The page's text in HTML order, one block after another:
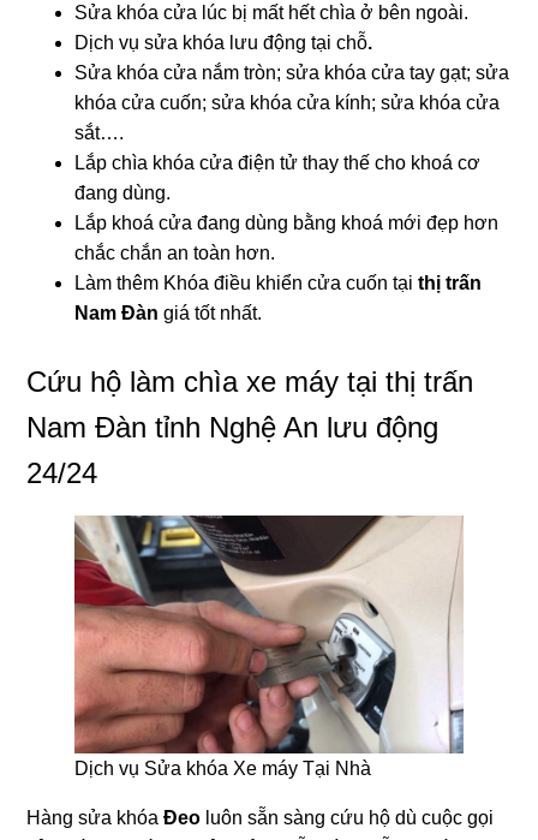
Sửa khóa cửa lúc bị mất hết chìa ở bên ngoài.
Dịch vụ sửa khóa lưu động tại chỗ.
Sửa khóa cửa nắm tròn; sửa khóa cửa tay gạt; sửa
khóa cửa cuốn; sửa khóa cửa kính; sửa khóa cửa
sắt….
Lắp chìa khóa cửa điện tử thay thế cho khoá cơ
đang dùng.
Lắp khoá cửa đang dùng bằng khoá mới đẹp hơn
chắc chắn an toàn hơn.
Làm thêm Khóa điều khiển cửa cuốn tạithị trấn
Nam Đàngiá tốt nhất.
Cứu hộ làm chìa xe máy tại thị trấn
Nam Đàn tỉnh Nghệ An lưu động
24/24
Dịch vụ Sửa khóa Xe máy Tại Nhà
Hàng sửa khóaĐeo luôn sẵn sàng cứu hộ dù cuộc gọi